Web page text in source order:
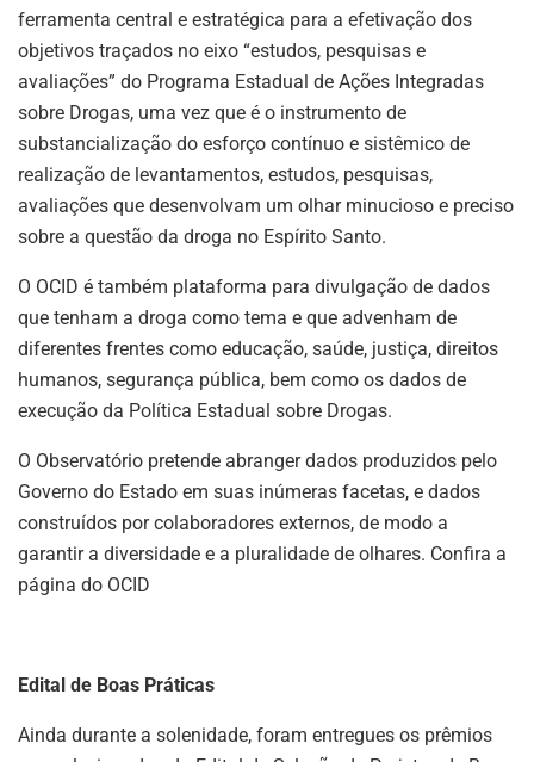
ferramenta central e estratégica para a efetivação dos
objetivos traçados no eixo “estudos, pesquisas e
avaliações” do Programa Estadual de Ações Integradas
sobre Drogas, uma vez que é o instrumento de
substancialização do esforço contínuo e sistêmico de
realização de levantamentos, estudos, pesquisas,
avaliações que desenvolvam um olhar minucioso e preciso
sobre a questão da droga no Espírito Santo.
O OCID é também plataforma para divulgação de dados
que tenham a droga como tema e que advenham de
diferentes frentes como educação, saúde, justiça, direitos
humanos, segurança pública, bem como os dados de
execução da Política Estadual sobre Drogas.
O Observatório pretende abranger dados produzidos pelo
Governo do Estado em suas inúmeras facetas, e dados
construídos por colaboradores externos, de modo a
garantir a diversidade e a pluralidade de olhares. Confira a
página do OCID
Edital de Boas Práticas
Ainda durante a solenidade, foram entregues os prêmios